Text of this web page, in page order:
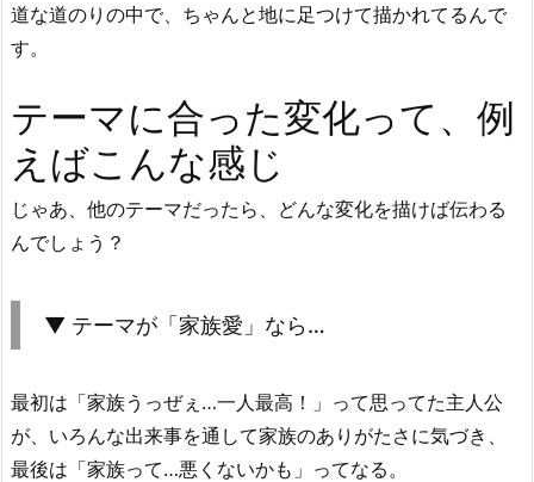
道な道のりの中で、ちゃんと地に足つけて描かれてるんで
す。
テーマに合った変化って、例
えばこんな感じ
じゃあ、他のテーマだったら、どんな変化を描けば伝わる
んでしょう？
▼ テーマが「家族愛」なら…
最初は「家族うっぜぇ…一人最高！」って思ってた主人公
が、いろんな出来事を通して家族のありがたさに気づき、
最後は「家族って…悪くないかも」ってなる。